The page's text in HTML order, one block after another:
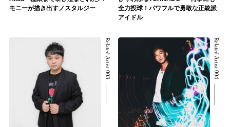
モニーが描き出すノスタルジー
全力投球！パワフルで勇敢な正統派
アイドル
Related Artist 003 Related Artist 004